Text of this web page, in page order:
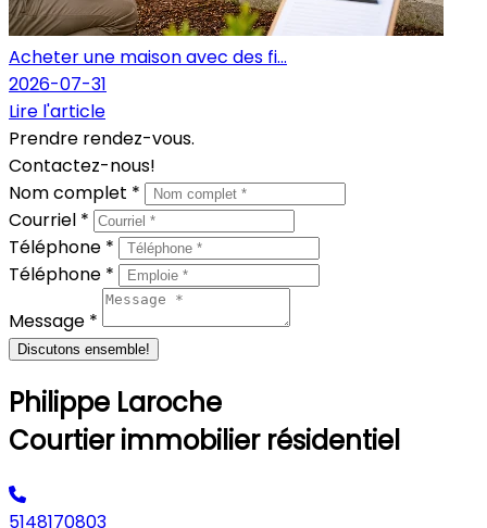
Acheter une maison avec des fi...
2026-07-31
Lire l'article
Prendre rendez-vous.
Contactez-nous!
Nom complet *
Courriel *
Téléphone *
Téléphone *
Message *
Discutons ensemble!
Philippe Laroche
Courtier immobilier résidentiel
5148170803